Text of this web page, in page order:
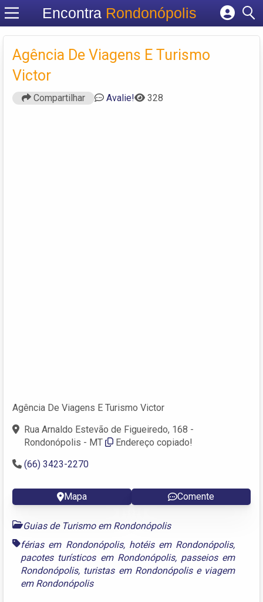
Encontra Rondonópolis
Cadastrar empresa
Criar conta
Agência De Viagens E Turismo
Victor
Compartilhar Avalie! 328
Agência De Viagens E Turismo Victor
Rua Arnaldo Estevão de Figueiredo, 168 -
Rondonópolis - MT
Endereço copiado!
(66) 3423-2270
Mapa Comente
Guias de Turismo em Rondonópolis
férias em Rondonópolis, hotéis em Rondonópolis,
pacotes turísticos em Rondonópolis, passeios em
Rondonópolis, turistas em Rondonópolise viagem
em Rondonópolis